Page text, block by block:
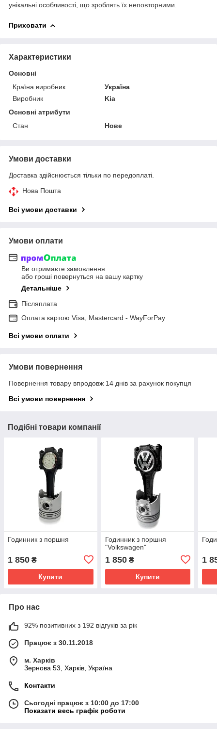
унікальні особливості, що зроблять їх неповторними.
Приховати
Характеристики
Основні
Країна виробник
Україна
Виробник
Kia
Основні атрибути
Стан
Нове
Умови доставки
Доставка здійснюється тільки по передоплаті.
Нова Пошта
Всі умови доставки
Умови оплати
Ви отримаєте замовлення
або гроші повернуться на вашу картку
Детальніше
Післяплата
Оплата картою Visa, Mastercard - WayForPay
Всі умови оплати
Умови повернення
Повернення товару впродовж 14 днів за рахунок покупця
Всі умови повернення
Подібні товари компанії
Годинник з поршня
1 850 ₴
Купити
Годинник з поршня
"Volkswagen"
1 850₴
Купити
1
Про нас
92% позитивних з 192 відгуків за рік
Працює з 30.11.2018
м. Харків
Зернова 53, Харків, Україна
Контакти
Сьогодні працює з 10:00 до 17:00
Показати весь графік роботи